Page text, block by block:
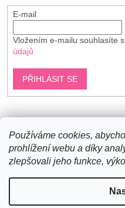
Používáme cookies,
prohlížení webu a díky
zlepšovali jeho funkce,
E-mail
Vložením e-mailu souhlasíte s
údajů
PŘIHLÁSIT SE